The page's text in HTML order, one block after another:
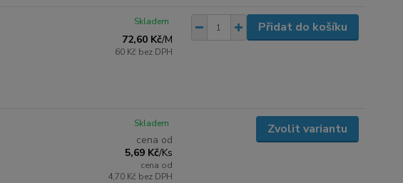
72,60 Kč/M
60 Kč bez DPH
Skladem Přidat do košíku
cena od
5,69 Kč/Ks
cena od
4,70 Kč bez DPH
Skladem Zvolit variantu